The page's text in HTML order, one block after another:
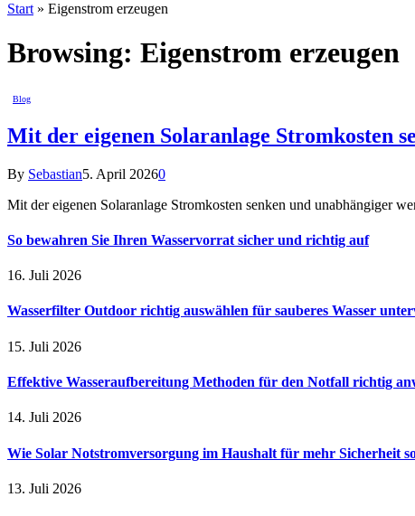
Start » Eigenstrom erzeugen
Browsing: Eigenstrom erzeugen
Blog
Mit der eigenen Solaranlage Stromkosten
By Sebastian5. April 20260
Mit der eigenen Solaranlage Stromkosten senken und unabhängiger
So bewahren Sie Ihren Wasservorrat sicher und richtig auf
16. Juli 2026
Wasserfilter Outdoor richtig auswählen für sauberes Wasser
15. Juli 2026
Effektive Wasseraufbereitung Methoden für den Notfall richtig
14. Juli 2026
Wie Solar Notstromversorgung im Haushalt für mehr Sicherheit
13. Juli 2026